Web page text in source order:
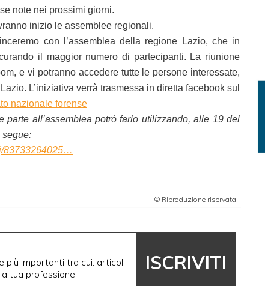
note nei prossimi giorni.
inizio le assemblee regionali.
con l’assemblea della regione Lazio, che in
il maggior numero di partecipanti. La riunione
e vi potranno accedere tutte le persone interessate,
L’iniziativa verrà trasmessa in diretta facebook sul
nazionale forense
parte all’assemblea potrò farlo utilizzando, alle 19 del
segue:
83733264025…
© Riproduzione riservata
più importanti tra cui: articoli,
tua professione.
ISCRIVITI